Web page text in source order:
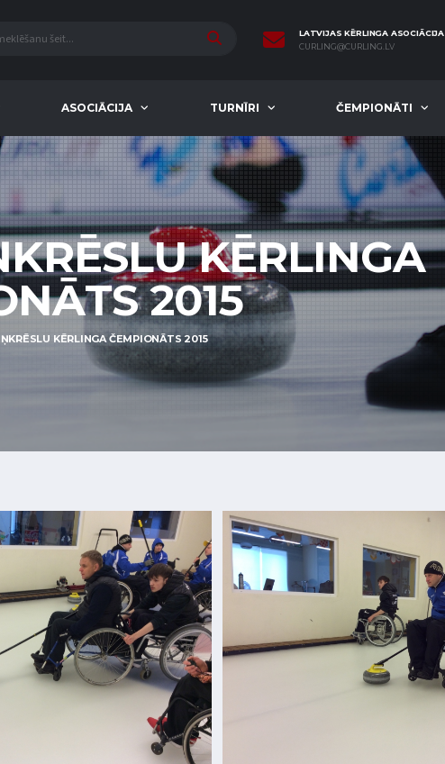
LATVIJAS KĒRLINGA ASOCIĀCIJA
CURLING@CURLING.LV
ASOCIĀCIJA TURNĪRI ČEMPIONĀTI
KĒRLINGA
2015
KĒRLINGA ČEMPIONĀTS 2015